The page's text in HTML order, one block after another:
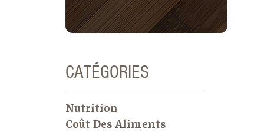
CATÉGORIES
Nutrition
Coût Des Aliments